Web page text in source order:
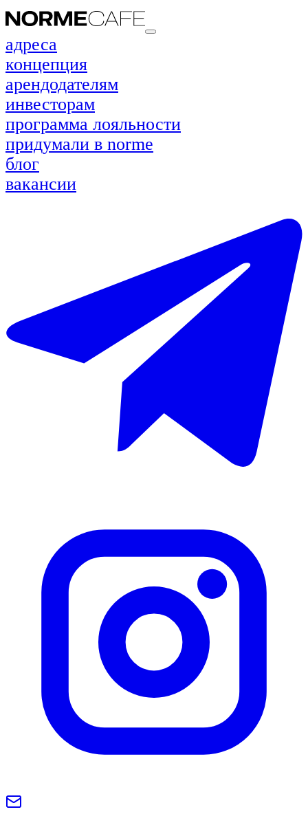
адреса
концепция
арендодателям
инвесторам
программа лояльности
придумали в norme
блог
вакансии